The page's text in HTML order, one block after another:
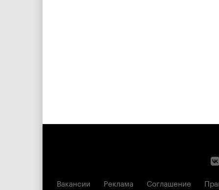
Вакансии Реклама Соглашение